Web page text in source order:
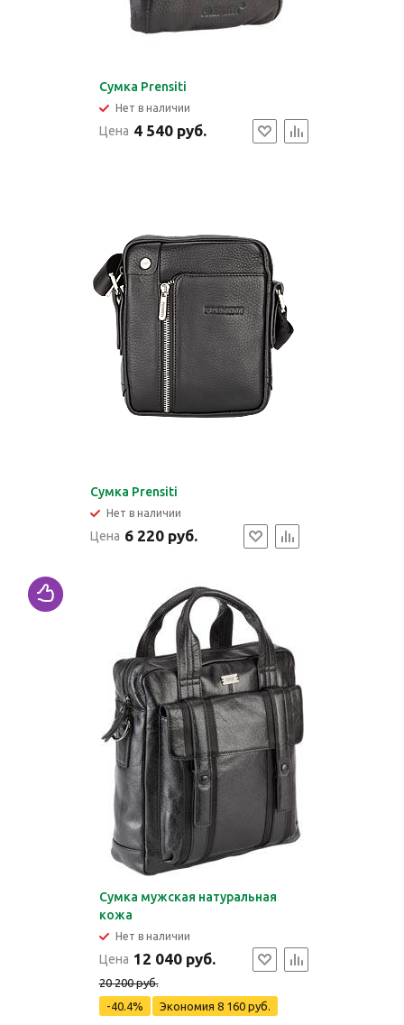
Cумка Prensiti
Нет в наличии
Цена 4 540 руб.
Cумка Prensiti
Нет в наличии
Цена 6 220 руб.
Сумка мужская натуральная
кожа
Нет в наличии
Цена 12 040 руб.
20 200 руб.
-40.4%
Экономия 8 160 руб.